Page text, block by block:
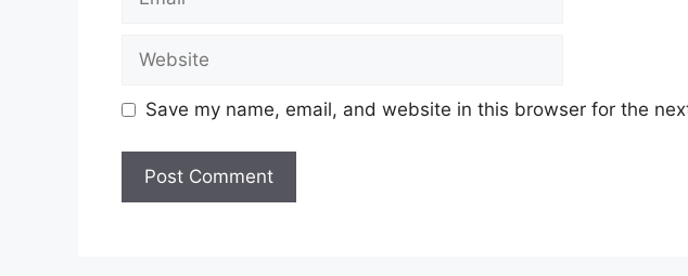
Save my name, email, and website in this browser for the